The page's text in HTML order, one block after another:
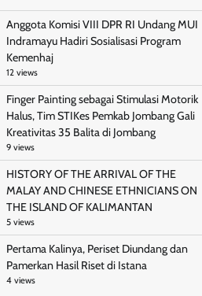
Anggota Komisi VIII DPR RI Undang MUI
Indramayu Hadiri Sosialisasi Program
Kemenhaj
12 views
Finger Painting sebagai Stimulasi Motorik
Halus, Tim STIKes Pemkab Jombang Gali
Kreativitas 35 Balita di Jombang
9 views
HISTORY OF THE ARRIVAL OF THE
MALAY AND CHINESE ETHNICIANS ON
THE ISLAND OF KALIMANTAN
5 views
Pertama Kalinya, Periset Diundang dan
Pamerkan Hasil Riset di Istana
4 views